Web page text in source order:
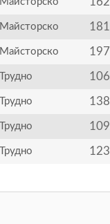
Майсторско
Майсторско
Трудно
Трудно
Трудно
Трудно